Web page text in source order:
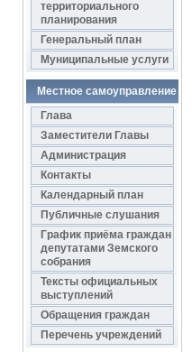
территориального
планирования
Генеральный план
Муниципальные услуги
Местное самоуправление
Глава
Заместители Главы
Администрация
Контакты
Календарный план
Публичные слушания
График приёма граждан
депутатами Земского
собрания
Тексты официальных
выступлений
Обращения граждан
Перечень учреждений